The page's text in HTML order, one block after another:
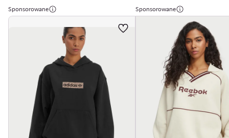
Sponsorowane Sponsorowane